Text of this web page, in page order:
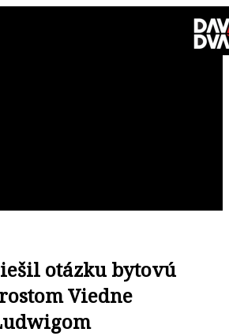
otázku bytovú
Viedne